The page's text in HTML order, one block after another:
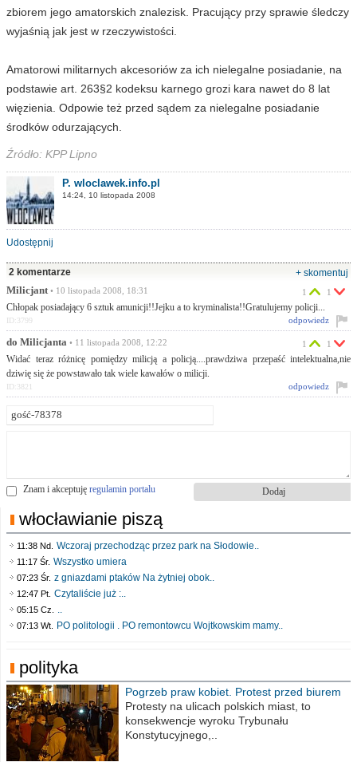
zbiorem jego amatorskich znalezisk. Pracujący przy sprawie śledczy
wyjaśnią jak jest w rzeczywistości.
Amatorowi militarnych akcesoriów za ich nielegalne posiadanie, na
podstawie art. 263§2 kodeksu karnego grozi kara nawet do 8 lat
więzienia. Odpowie też przed sądem za nielegalne posiadanie
środków odurzających.
Źródło: KPP Lipno
P. wloclawek.info.pl
14:24, 10 listopada 2008
Udostępnij
2 komentarze
+ skomentuj
Milicjant • 10 listopada 2008, 18:31
Chłopak posiadający 6 sztuk amunicji!!Jejku a to kryminalista!!Gratulujemy policji...
1 1
odpowiedz
ID:3799
do Milicjanta • 11 listopada 2008, 12:22
Widać teraz różnicę pomiędzy milicją a policją....prawdziwa przepaść intelektualna,nie
dziwię się że powstawało tak wiele kawałów o milicji.
1 1
odpowiedz
ID:3821
Znam i akceptuję regulamin portalu
włocławianie piszą
11:38 Nd. Wczoraj przechodząc przez park na Słodowie..
11:17 Śr. Wszystko umiera
07:23 Śr. z gniazdami ptaków Na żytniej obok..
12:47 Pt. Czytaliście już :..
05:15 Cz. ..
07:13 Wt. PO politologii . PO remontowcu Wojtkowskim mamy..
polityka
Pogrzeb praw kobiet. Protest przed biurem
poselskim PiS
Protesty na ulicach polskich miast, to
konsekwencje wyroku Trybunału
Konstytucyjnego,..